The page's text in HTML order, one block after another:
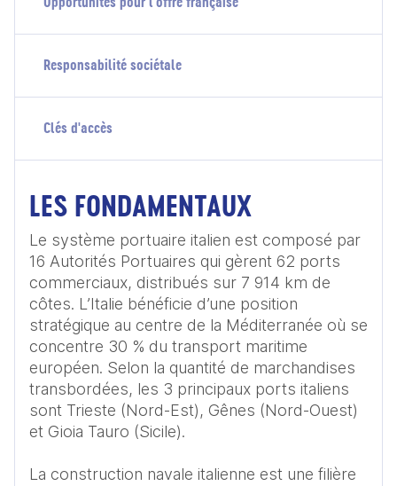
Responsabilité sociétale
Clés d'accès
LES FONDAMENTAUX
Le système portuaire italien est composé par
16 Autorités Portuaires qui gèrent 62 ports
commerciaux, distribués sur 7 914 km de
côtes. L’Italie bénéficie d’une position
stratégique au centre de la Méditerranée où se
concentre 30 % du transport maritime
européen. Selon la quantité de marchandises
transbordées, les 3 principaux ports italiens
sont Trieste (Nord-Est), Gênes (Nord-Ouest)
et Gioia Tauro (Sicile).
La construction navale italienne est une filière